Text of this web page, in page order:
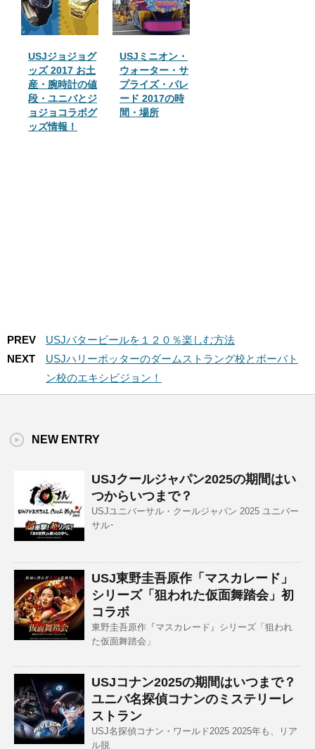
USJジョジョグ
ッズ 2017 お土
産・腕時計の値
段・ユニバとジ
ョジョコラボグ
ッズ情報！
USJミニオン・
ウォーター・サ
プライズ・パレ
ード 2017の時
間・場所
PREV
USJバタービールを１２０％楽しむ方法
NEXT
USJハリーポッターのダームストラング校とボーバト
ン校のエキシビジョン！
NEW ENTRY
USJクールジャパン2025の期間はい
つからいつまで？
USJユニバーサル・クールジャパン 2025 ユニバー
サル･
USJ東野圭吾原作「マスカレード」
シリーズ「狙われた仮面舞踏会」初
コラボ
東野圭吾原作『マスカレード』シリーズ「狙われ
た仮面舞踏会」
USJコナン2025の期間はいつまで？
ユニバ名探偵コナンのミステリーレ
ストラン
USJ名探偵コナン・ワールド2025 2025年も、リア
ル脱